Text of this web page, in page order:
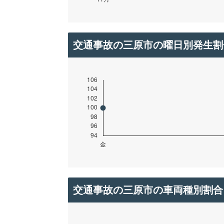
交通事故の三原市の曜日別発生
交通事故の三原市の車両種別割合